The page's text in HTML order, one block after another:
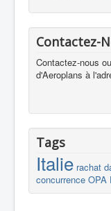
Contactez-
Contactez-nous
d'Aeroplans à
Tags
Italie rachat
concurrence OPA